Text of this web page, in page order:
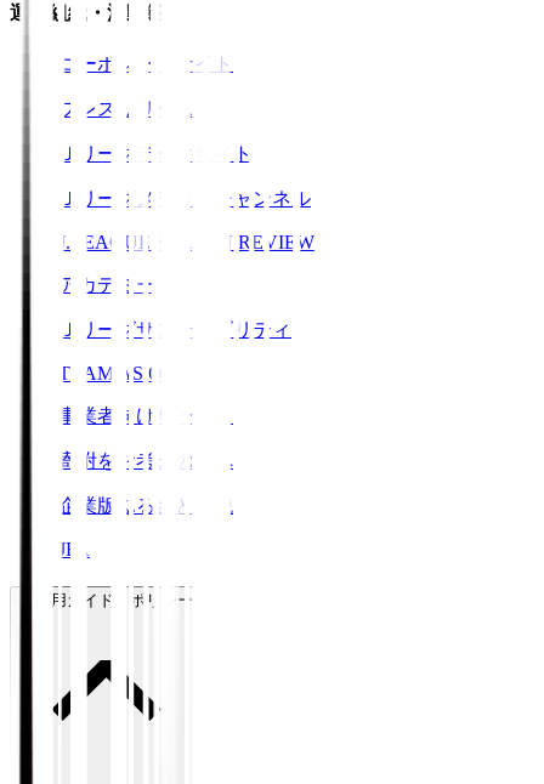
運営組織・活動紹介
コーポレートサイト
プレスリリース
Ｊリーグデータサイト
Ｊリーグメディアチャンネル
J.LEAGUE SEASON REVIEW
アカデミー
Ｊリーグサステナビリティ
TEAM AS ONE
事業者向けサービス
寄附をお考えの方へ
企業版ふるさと納税
JFA
ご利用ガイド・ポリシー